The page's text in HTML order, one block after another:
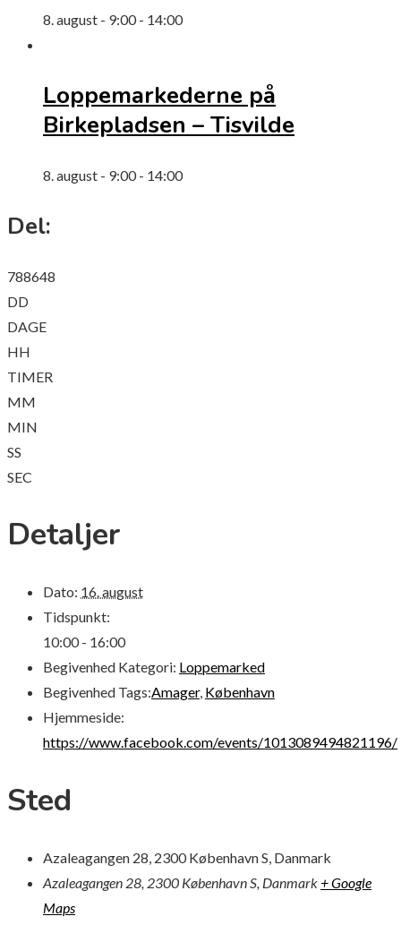
8. august - 9:00- 14:00
Loppemarkederne på
Birkepladsen – Tisvilde
8. august - 9:00- 14:00
Del:
788648
DD
DAGE
HH
TIMER
MM
MIN
SS
SEC
Detaljer
Dato: 16. august
Tidspunkt:
10:00 - 16:00
Begivenhed Kategori: Loppemarked
Begivenhed Tags:Amager, København
Hjemmeside:
https://www.facebook.com/events/1013089494821196/
Sted
Azaleagangen 28, 2300 København S, Danmark
Azaleagangen 28, 2300 København S, Danmark + Google
Maps